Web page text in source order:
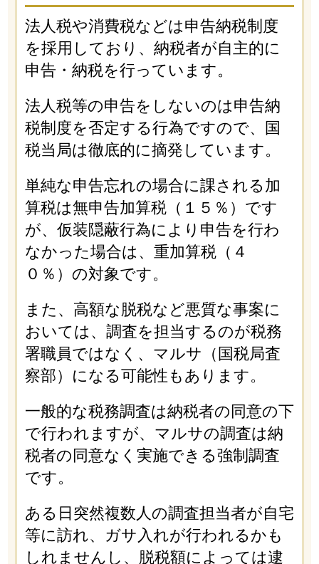
法人税や消費税などは申告納税制度
を採用しており、納税者が自主的に
申告・納税を行っています。
法人税等の申告をしないのは申告納
税制度を否定する行為ですので、国
税当局は徹底的に摘発しています。
単純な申告忘れの場合に課される加
算税は無申告加算税（１５％）です
が、仮装隠蔽行為により申告を行わ
なかった場合は、重加算税（４
０％）の対象です。
また、高額な脱税など悪質な事案に
おいては、調査を担当するのが税務
署職員ではなく、マルサ（国税局査
察部）になる可能性もあります。
一般的な税務調査は納税者の同意の下
で行われますが、マルサの調査は納
税者の同意なく実施できる強制調査
です。
ある日突然複数人の調査担当者が自宅
等に訪れ、ガサ入れが行われるかも
しれませんし、脱税額によっては逮